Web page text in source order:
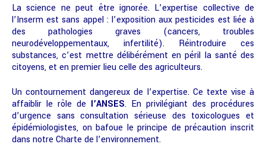
La science ne peut être ignorée. L’expertise collective de
l’Inserm est sans appel : l’exposition aux pesticides est liée à
des pathologies graves (cancers, troubles
neurodéveloppementaux, infertilité). Réintroduire ces
substances, c’est mettre délibérément en péril la santé des
citoyens, et en premier lieu celle des agriculteurs.
Un contournement dangereux de l’expertise. Ce texte vise à
affaiblir le rôle de l’ANSES. En privilégiant des procédures
d’urgence sans consultation sérieuse des toxicologues et
épidémiologistes, on bafoue le principe de précaution inscrit
dans notre Charte de l’environnement.